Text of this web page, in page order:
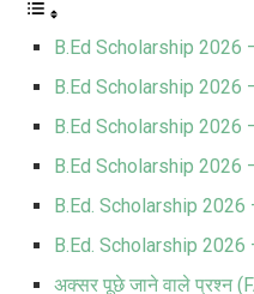
B.Ed Scholarship 2026 –
B.Ed Scholarship 2026 –
B.Ed Scholarship 2026
B.Ed Scholarship 2026
B.Ed. Scholarship
B.Ed. Scholarship 2026
अक्सर पूछे जाने वाले प्रश्न